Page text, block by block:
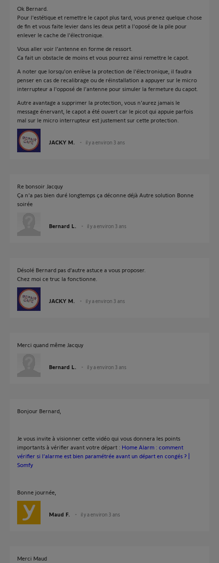
Ok Bernard.
Pour l'estétique et remettre le capot plus tard, vous prenez quelque chose
de fin et vous faite levier dans les deux petit a l'oposé de la pile pour
enlever le cache de l'électronique.
Vous aller voir l'antenne en forme de ressort.
Ca fait un obstacle de moins et vous pourrez ainsi remettre le capot.
A noter que lorsqu'on enlève la protection de l'électronique, il faudra
penser en cas de recalibrage ou de réinstallation a appuyer sur le micro
interrupteur a l'opposé de l'antenne pour simuler la fermeture du capot.
Autre avantage a supprimer la protection, vous n'aurez jamais le
message énervant, le capot a été ouvert car le picot qui appuie parfois
mal sur le micro interrupteur est justement sur cette protection.
JACKY M. il y a environ 3 ans
Re bonsoir Jacquy
Ça n'a pas bien duré longtemps ça déconne déjà Autre solution Bonne
soirée
Bernard L. il y a environ 3 ans
Désolé Bernard pas d'autre astuce a vous proposer.
Chez moi ce truc la fonctionne.
JACKY M. il y a environ 3 ans
Merci quand même Jacquy
Bernard L. il y a environ 3 ans
Bonjour Bernard,
Je vous invite à visionner cette vidéo qui vous donnera les points
importants à vérifier avant votre départ : Home Alarm : comment
vérifier si l’alarme est bien paramétrée avant un départ en congés ? |
Somfy
Bonne journée,
Maud F. il y a environ 3 ans
Merci Maud